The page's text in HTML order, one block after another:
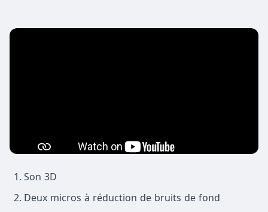
Son 3D
Deux micros à réduction de bruits de fond